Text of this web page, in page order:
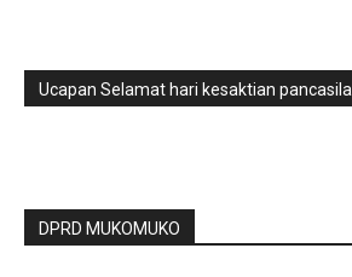
Ucapan Selamat hari kesaktian pancasila
DPRD MUKOMUKO